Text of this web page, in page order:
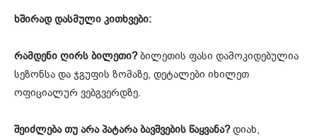
ხშირად დასმული კითხვები:
რამდენი ღირს ბილეთი?ბილეთის ფასი დამოკიდებულია
სეზონსა და ჯგუფის ზომაზე, დეტალები იხილეთ
ოფიციალურ ვებგვერდზე.
შეიძლება თუ არა პატარა ბავშვების წაყვანა?დიახ,